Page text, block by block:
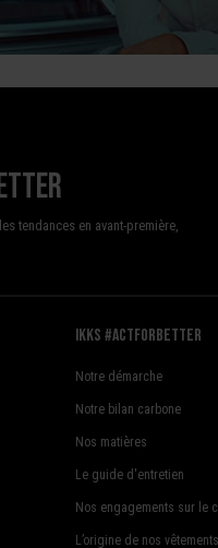
tendances en avant-première,
Ikks #actforbetter
Notre démarche
Notre bilan carbone
Nos matières
Le guide d'entretien
Nos engagements sur le
L’origine de nos vêtements